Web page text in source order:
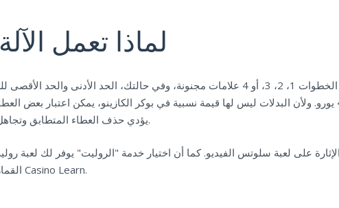
لماذا تعمل
عند تجربة اللعب، يمكنك العثور على الخطوات 1، 2، 3، أو 4 علامات مجنونة، وفي
لكل لفة هو 0.40 والحد الأقصى هو 40 يورو. ولأن البدلات ليس لها قيمة نسبية في بوكر الكازينو،
يؤدي حذف العطاء المتطابق وتجاهل نظرية التطابق النسبي إلى 6,009,159 نوعًا من يد السبع بطاقات.
على لعبة سلوتس الفيديو. كما أن اختيار خدمة "الروليت" يوفر لك لعبة
القمار المجانية التي يمكنك لعبها في النسخة التجريبية الجديدة من موقع Casino Learn.